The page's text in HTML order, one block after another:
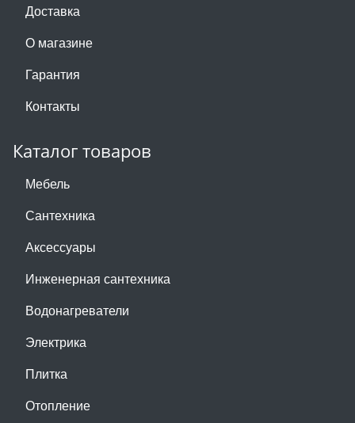
Доставка
О магазине
Гарантия
Контакты
Каталог товаров
Мебель
Сантехника
Аксессуары
Инженерная сантехника
Водонагреватели
Электрика
Плитка
Отопление